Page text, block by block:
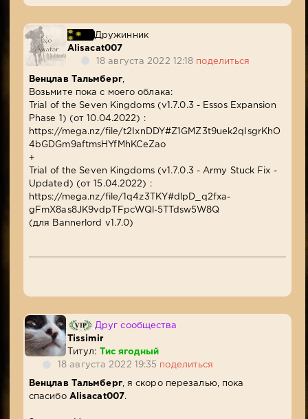
Дружинник
Alisacat007
18 августа 2022 12:18 поделиться
Венцлав Тальмберг,
Возьмите пока с моего облака:
Trial of the Seven Kingdoms (v1.7.0.3 - Essos Expansion
Phase 1) (от 10.04.2022) :
https://mega.nz/file/t2IxnDDY#Z1GMZ3t9uek2qIsgrKhO
4bGDGm9aftmsHYfMhKCeZao
+
Trial of the Seven Kingdoms (v1.7.0.3 - Army Stuck Fix -
Updated) (от 15.04.2022) :
https://mega.nz/file/1q4z3TKY#dlpD_q2fxa-
gFmX8as8JK9vdpTFpcWQl-5TTdsw5W8Q
(для Bannerlord v1.7.0)
Друг сообщества
Tissimir
Титул:
Тис ягодный
18 августа 2022 19:35
поделиться
Венцлав Тальмберг, я скоро перезалью, пока
спасибо Alisacat007.